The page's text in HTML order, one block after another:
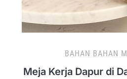
BAHAN BAHAN
Meja Kerja Dapur di